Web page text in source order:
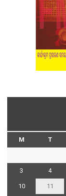
M T
3 4
10 11